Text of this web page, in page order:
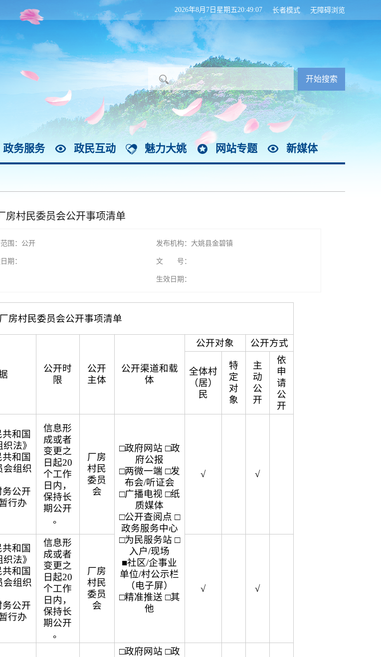
无障碍浏览
长者模式
2026年8月7日星期五20:49:09
政务服务 政民互动 魅力大姚 网站专题 新媒体
房村民委员会公开事项清单
围：公开 发布机构：大姚县金碧镇
期： 文 号：
生效日期：
房村民委员会公开事项清单
公开时
限
公开
主体
公开渠道和载
体
公开对象 公开方式
全体村
（居）
民
特
定
对
象
主
动
公
开
依
申
请
公
开
和国
法》
和国
会组织
务公开
行办
信息形
成或者
变更之
日起20
个工作
日内，
保持长
期公开
。
厂房
村民
委员
会
□政府网站 □政
府公报
□两微一端 □发
布会/听证会
□广播电视 □纸
质媒体
□公开查阅点 □
政务服务中心
□为民服务站 □
入户/现场
■社区/企事业
单位/村公示栏
（电子屏）
□精准推送 □其
他
√ √
和国
法》
和国
会组织
务公开
行办
信息形
成或者
变更之
日起20
个工作
日内，
保持长
期公开
。
厂房
村民
委员
会
√ √
□政府网站 □政